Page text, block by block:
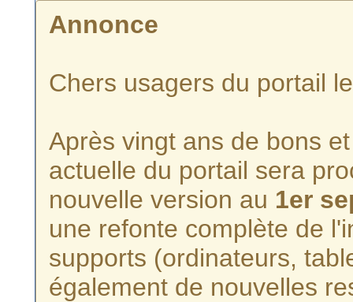
Annonce
Chers usagers du portail
Après vingt ans de bons
actuelle du portail sera
nouvelle version au 1er
une refonte complète de
supports (ordinateurs,
également de nouvelles